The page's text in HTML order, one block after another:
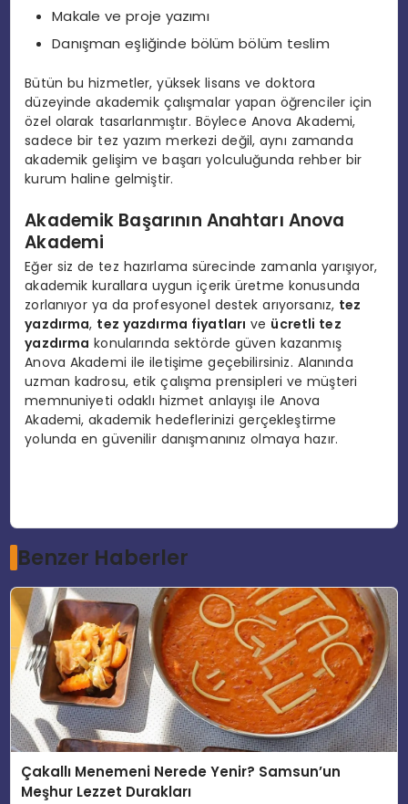
Makale ve proje yazımı
Danışman eşliğinde bölüm bölüm teslim
Bütün bu hizmetler, yüksek lisans ve doktora
düzeyinde akademik çalışmalar yapan öğrenciler için
özel olarak tasarlanmıştır. Böylece Anova Akademi,
sadece bir tez yazım merkezi değil, aynı zamanda
akademik gelişim ve başarı yolculuğunda rehber bir
kurum haline gelmiştir.
Akademik Başarının Anahtarı Anova
Akademi
Eğer siz de tez hazırlama sürecinde zamanla yarışıyor,
akademik kurallara uygun içerik üretme konusunda
zorlanıyor ya da profesyonel destek arıyorsanız, tez
yazdırma, tez yazdırma fiyatları ve ücretli tez
yazdırma konularında sektörde güven kazanmış
Anova Akademi ile iletişime geçebilirsiniz. Alanında
uzman kadrosu, etik çalışma prensipleri ve müşteri
memnuniyeti odaklı hizmet anlayışı ile Anova
Akademi, akademik hedeflerinizi gerçekleştirme
yolunda en güvenilir danışmanınız olmaya hazır.
Benzer Haberler
Çakallı Menemeni Nerede Yenir? Samsun’un
Meşhur Lezzet Durakları